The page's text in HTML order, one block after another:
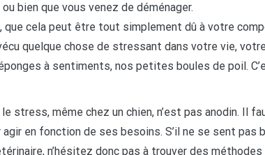
bien que vous venez de déménager.
que cela peut être tout simplement dû à votre
quelque chose de stressant dans votre vie,
à sentiments, nos petites boules de poil.
stress, même chez un chien, n’est pas anodin. Il
en fonction de ses besoins. S’il ne se sent pas
n’hésitez donc pas à trouver des